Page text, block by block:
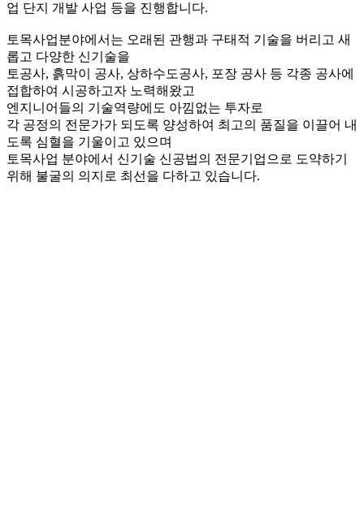
업 단지 개발 사업 등을 진행합니다.
토목사업분야에서는 오래된 관행과 구태적 기술을 버리고 새
롭고 다양한 신기술을
토공사, 흙막이 공사, 상하수도공사, 포장 공사 등 각종 공사에
접합하여 시공하고자 노력해왔고
엔지니어들의 기술역량에도 아낌없는 투자로
각 공정의 전문가가 되도록 양성하여 최고의 품질을 이끌어 내
도록 심혈을 기울이고 있으며
토목사업 분야에서 신기술 신공법의 전문기업으로 도약하기
위해 불굴의 의지로 최선을 다하고 있습니다.